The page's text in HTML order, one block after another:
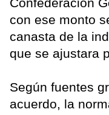
con ese monto
canasta de la
que se ajustara
Según fuentes
acuerdo, la